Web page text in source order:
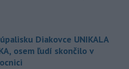
Diakovce UNIKALA
osem ľudí skončilo v